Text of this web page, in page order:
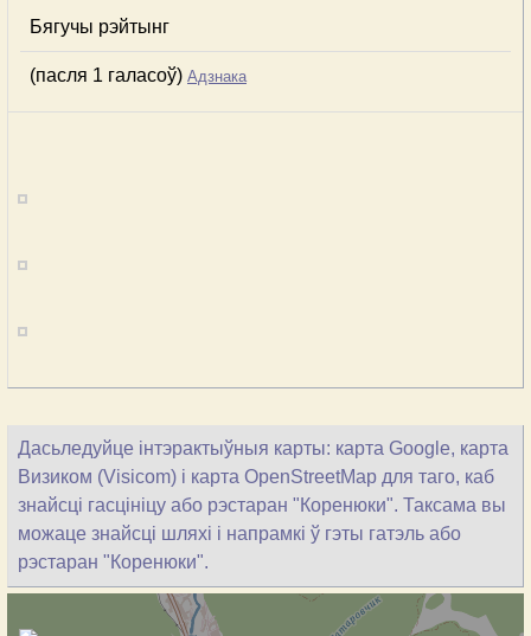
Бягучы рэйтынг
(пасля 1 галасоў) Адзнака
Дасьледуйце інтэрактыўныя карты: карта Google, карта
Визиком (Visicom) і карта OpenStreetMap для таго, каб
знайсці гасцініцу або рэстаран "Коренюки". Таксама вы
можаце знайсці шляхі і напрамкі ў гэты гатэль або
рэстаран "Коренюки".